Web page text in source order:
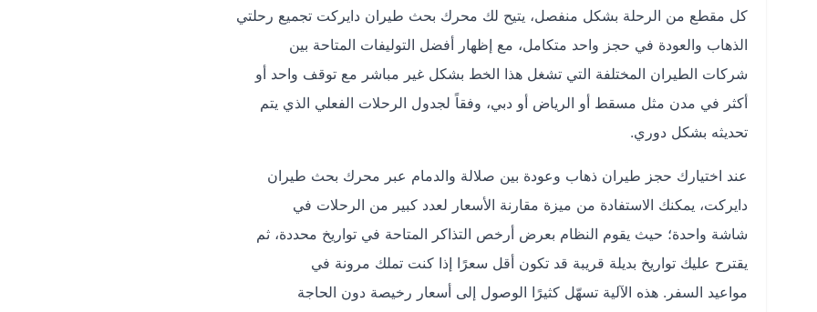
كل مقطع من الرحلة بشكل منفصل، يتيح لك محرك بحث طيران دايركت تجميع رحلتي
الذهاب والعودة في حجز واحد متكامل، مع إظهار أفضل التوليفات المتاحة بين
شركات الطيران المختلفة التي تشغل هذا الخط بشكل غير مباشر مع توقف واحد أو
أكثر في مدن مثل مسقط أو الرياض أو دبي، وفقاً لجدول الرحلات الفعلي الذي يتم
تحديثه بشكل دوري.
عند اختيارك حجز طيران ذهاب وعودة بين صلالة والدمام عبر محرك بحث طيران
دايركت، يمكنك الاستفادة من ميزة مقارنة الأسعار لعدد كبير من الرحلات في
شاشة واحدة؛ حيث يقوم النظام بعرض أرخص التذاكر المتاحة في تواريخ محددة، ثم
يقترح عليك تواريخ بديلة قريبة قد تكون أقل سعرًا إذا كنت تملك مرونة في
مواعيد السفر. هذه الآلية تسهّل كثيرًا الوصول إلى أسعار رخيصة دون الحاجة